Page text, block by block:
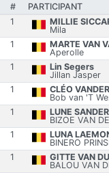
#
PARTICIPANT
1
MILLIE
Mila
1
MARTE VAN
Aperolle
1
Lin Segers
Jillan Jasper
1
CLÉO
Bob van 'T
1
LUNE
BIZOE VAN
1
LUNA
BINERO
1
GITTE VAN
BALOU VAN